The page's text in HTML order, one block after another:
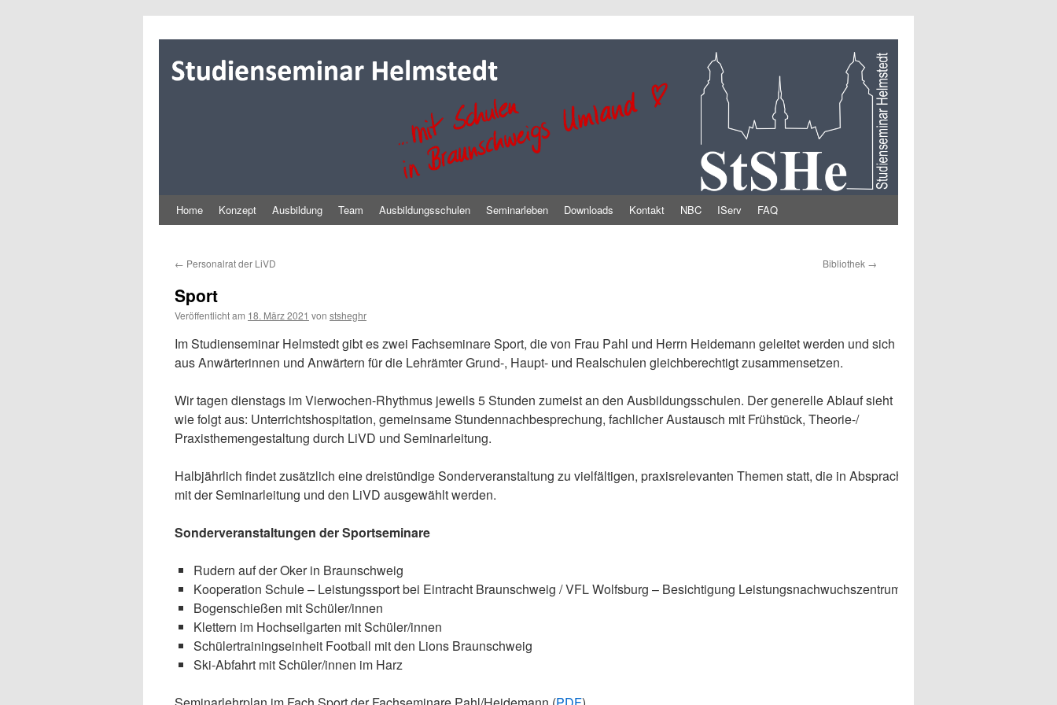
Home Konzept Ausbildung Team Ausbildungsschulen Seminarleben Downloads Kontakt NBC IServ FAQ
← Personalrat der LiVD Bibliothek →
Sport
Veröffentlicht am 18. März 2021 von stsheghr
Im Studienseminar Helmstedt gibt es zwei Fachseminare Sport, die von Frau Pahl und Herrn Heidemann geleitet werden und sich
aus Anwärterinnen und Anwärtern für die Lehrämter Grund-, Haupt- und Realschulen gleichberechtigt zusammensetzen.
Wir tagen dienstags im Vierwochen-Rhythmus jeweils 5 Stunden zumeist an den Ausbildungsschulen. Der generelle Ablauf sieht
wie folgt aus: Unterrichtshospitation, gemeinsame Stundennachbesprechung, fachlicher Austausch mit Frühstück, Theorie-/
Praxisthemengestaltung durch LiVD und Seminarleitung.
Halbjährlich findet zusätzlich eine dreistündige Sonderveranstaltung zu vielfältigen, praxisrelevanten Themen statt, die in Absprache
mit der Seminarleitung und den LiVD ausgewählt werden.
Sonderveranstaltungen der Sportseminare
Rudern auf der Oker in Braunschweig
Kooperation Schule – Leistungssport bei Eintracht Braunschweig / VFL Wolfsburg – Besichtigung Leistungsnachwuchszentrum
Bogenschießen mit Schüler/innen
Klettern im Hochseilgarten mit Schüler/innen
Schülertrainingseinheit Football mit den Lions Braunschweig
Ski-Abfahrt mit Schüler/innen im Harz